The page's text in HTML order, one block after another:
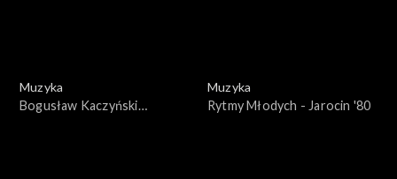
Muzyka
Bogusław Kaczyński
Muzyka
Rytmy Młodych - Jarocin '80